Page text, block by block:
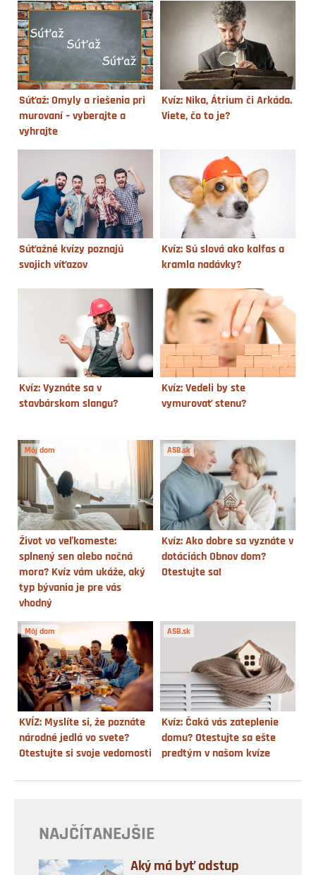
Súťaž: Omyly a riešenia pri
murovaní – vyberajte a
vyhrajte
Kvíz: Nika, Átrium či Arkáda.
Viete, čo to je?
Súťažné kvízy poznajú
svojich víťazov
Kvíz: Sú slová ako kalfas a
kramla nadávky?
Kvíz: Vyznáte sa v
stavbárskom slangu?
Kvíz: Vedeli by ste
vymurovať stenu?
Môj dom
Život vo veľkomeste:
splnený sen alebo nočná
mora? Kvíz vám ukáže, aký
typ bývania je pre vás
vhodný
ASB.sk
Kvíz: Ako dobre sa vyznáte v
dotáciách Obnov dom?
Otestujte sa!
Môj dom
KVÍZ: Myslíte si, že poznáte
národné jedlá vo svete?
Otestujte si svoje vedomosti
ASB.sk
Kvíz: Čaká vás zateplenie
domu? Otestujte sa ešte
predtým v našom kvíze
NAJČÍTANEJŠIE
Aký má byť odstup